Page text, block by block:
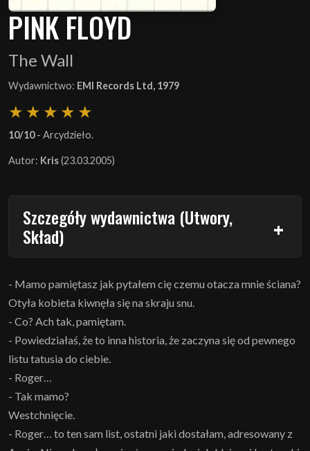
PINK FLOYD
The Wall
Wydawnictwo: EMI Records Ltd, 1979
10/10- Arcydzieło.
Autor: Kris(23.03.2005)
Szczegóły wydawnictwa (Utwory,
Skład)
- Mamo pamiętasz jak pytałem cię czemu otacza mnie ściana?
Otyła kobieta kiwnęła się na skraju snu.
- Co? Ach tak, pamiętam.
- Powiedziałaś, że to inna historia, że zaczyna się od pewnego
listu tatusia do ciebie.
- Roger…
- Tak mamo?
Westchnięcie.
- Roger… to ten sam list, ostatni jaki dostałam, adresowany z